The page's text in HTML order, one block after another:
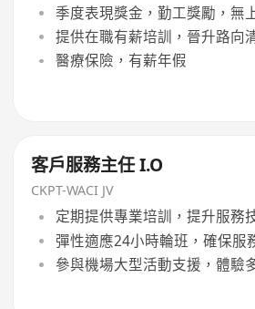
季度表現獎金，勤工獎勵，無
提供在職有薪培訓，晉升路向
醫療保險，有薪年假
客戶服務主任 I.O
CKPT-WACI JV
定期提供專業培訓，提升服務
彈性適應24小時輪班，確保服
參與機場大型活動支援，體驗